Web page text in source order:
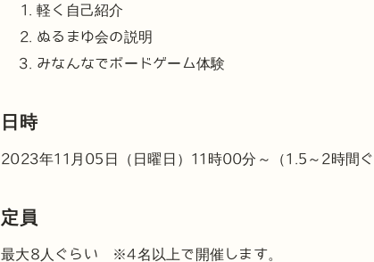
軽く自己紹介
ぬるまゆ会の説明
みなんなでボードゲーム体験
日時
2023年11月05日（日曜日）11時00分～（1.5～2時間ぐ
定員
最大8人ぐらい ※4名以上で開催します。